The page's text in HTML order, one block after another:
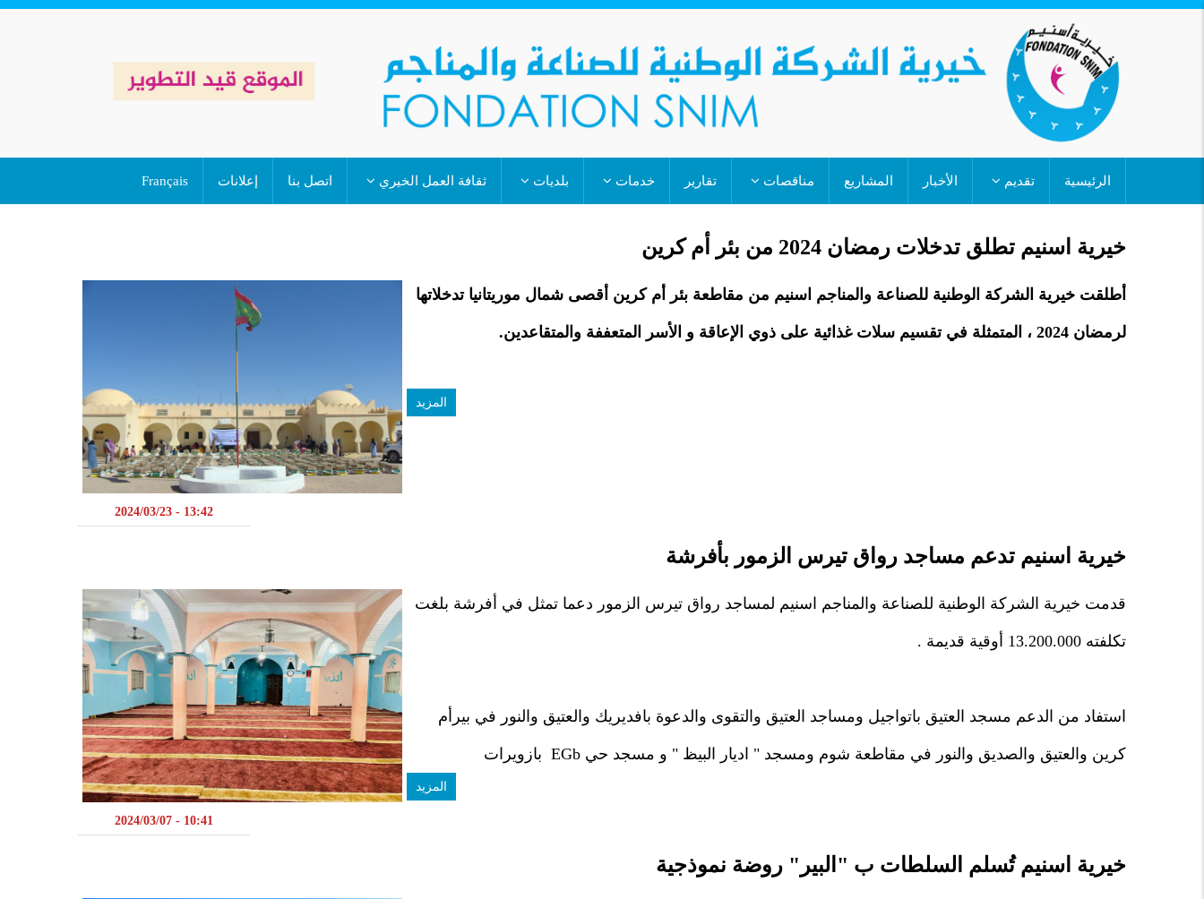
تجاوز
MAIN
NAVIGATION
الرئيسية تقديم الأخبار المشاريع مناقصات تقارير خدمات بلديات ثقافة العمل الخيري اتصل بنا إعلانات Français
خيرية اسنيم تطلق تدخلات رمضان 2024 من بئر أم كرين
أطلقت خيرية الشركة الوطنية للصناعة والمناجم اسنيم من مقاطعة بئر أم كرين أقصى شمال موريتانيا تدخلاتها
لرمضان 2024 ، المتمثلة في تقسيم سلات غذائية على ذوي الإعاقة و الأسر المتعففة والمتقاعدين.
المزيد
13:42 - 2024/03/23
خيرية اسنيم تدعم مساجد رواق تيرس الزمور بأفرشة
قدمت خيرية الشركة الوطنية للصناعة والمناجم اسنيم لمساجد رواق تيرس الزمور دعما تمثل في أفرشة بلغت
تكلفته 13.200.000 أوقية قديمة .
استفاد من الدعم مسجد العتيق باتواجيل ومساجد العتيق والتقوى والدعوة بافديريك والعتيق والنور في بيرأم
كرين والعتيق والصديق والنور في مقاطعة شوم ومسجد " اديار البيظ " و مسجد حي EGb بازويرات
المزيد
10:41 - 2024/03/07
خيرية اسنيم تُسلم السلطات ب "البير" روضة نموذجية